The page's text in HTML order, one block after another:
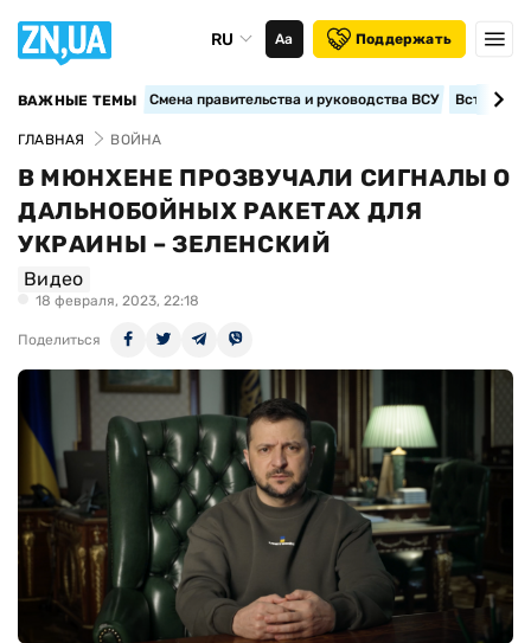
RU Аа Поддержать
ВАЖНЫЕ ТЕМЫ Смена правительства и руководства ВСУ
ГЛАВНАЯ ВОЙНА
В МЮНХЕНЕ ПРОЗВУЧАЛИ СИГНАЛЫ О
ДАЛЬНОБОЙНЫХ РАКЕТАХ ДЛЯ
УКРАИНЫ – ЗЕЛЕНСКИЙ
Видео
18 февраля, 2023, 22:18
Поделиться